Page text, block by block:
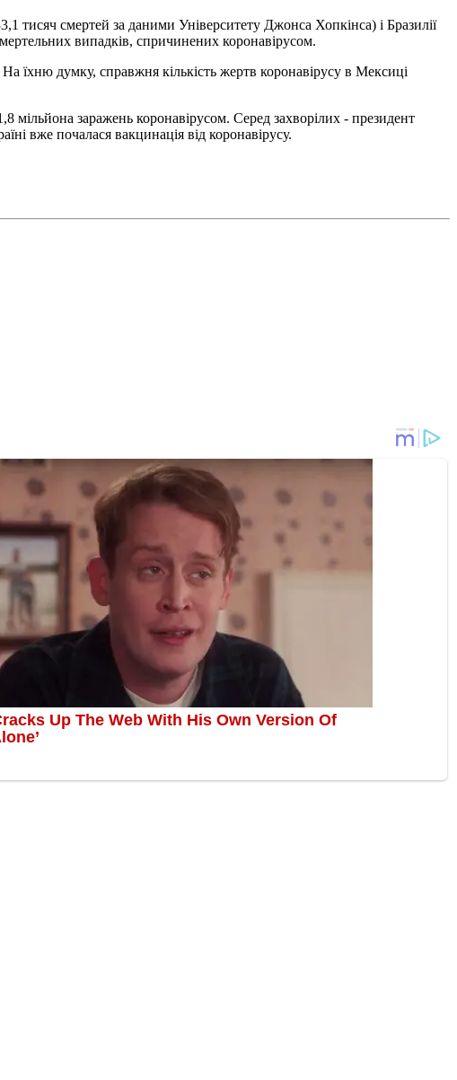
тисяч смертей за даними Університету Джонса Хопкінса) і Бразилії
випадків, спричинених коронавірусом.
їхню думку, справжня кількість жертв коронавірусу в Мексиці
мільйона заражень коронавірусом. Серед захворілих - президент
вже почалася вакцинація від коронавірусу.